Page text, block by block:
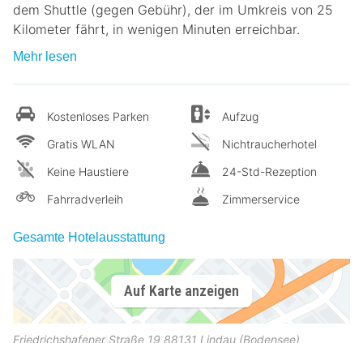
dem Shuttle (gegen Gebühr), der im Umkreis von 25
Kilometer fährt, in wenigen Minuten erreichbar.
Mehr lesen
Kostenloses Parken
Gratis WLAN
Keine Haustiere
Fahrradverleih
Aufzug
Nichtraucherhotel
24-Std-Rezeption
Zimmerservice
Gesamte Hotelausstattung
Auf Karte anzeigen
Friedrichshafener Straße 19 88131 Lindau (Bodensee)